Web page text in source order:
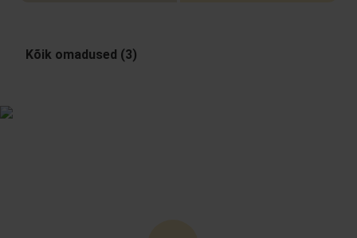
Kõik omadused (3)